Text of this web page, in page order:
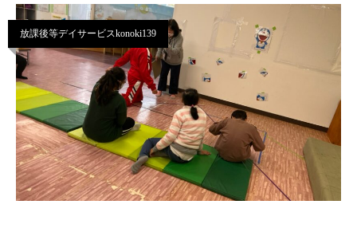
放課後等デイサービスkonoki139